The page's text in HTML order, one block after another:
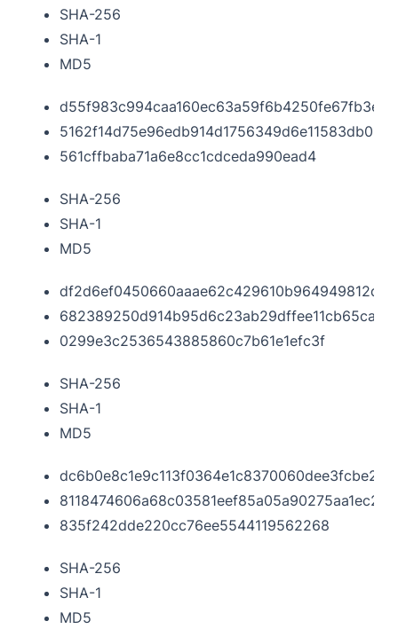
SHA-256
SHA-1
MD5
5162f14d75e96edb914d1756349d6e11583db0b0
561cffbaba71a6e8cc1cdceda990ead4
SHA-256
SHA-1
MD5
682389250d914b95d6c23ab29dffee11cb65cae9
0299e3c2536543885860c7b61e1efc3f
SHA-256
SHA-1
MD5
8118474606a68c03581eef85a05a90275aa1ec24
835f242dde220cc76ee5544119562268
SHA-256
SHA-1
MD5